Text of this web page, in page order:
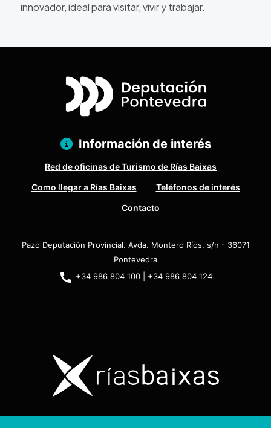
innovador, ideal para visitar, vivir y trabajar.
Información de interés
Red de oficinas de Turismo de Rías Baixas
Como llegar a Rías Baixas
Teléfonos de interés
Contacto
Pazo Deputación Provincial. Avda. Montero Ríos, s/n - 36071
Pontevedra
+34 986 804 100 | +34 986 804 124